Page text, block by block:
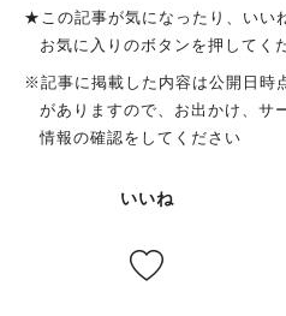
★この記事が気になったり、いい
お気に入りのボタンを押してく
※記事に掲載した内容は公開日時
がありますので、お出かけ、サ
情報の確認をしてください
いいね